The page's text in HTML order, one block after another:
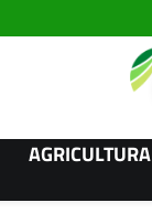
AGRICULTURA